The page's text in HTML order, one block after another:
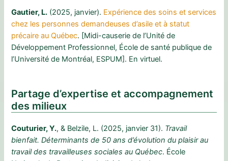
Gautier, L. (2025, janvier). Expérience des soins et services
chez les personnes demandeuses d’asile et à statut
précaire au Québec. [Midi-causerie de l’Unité de
Développement Professionnel, École de santé publique de
l’Université de Montréal, ESPUM]. En virtuel.
Partage d’expertise et accompagnement
des milieux
Couturier, Y., & Belzile, L. (2025, janvier 31). Travail
bienfait. Déterminants de 50 ans d’évolution du plaisir au
travail des travailleuses sociales au Québec. École